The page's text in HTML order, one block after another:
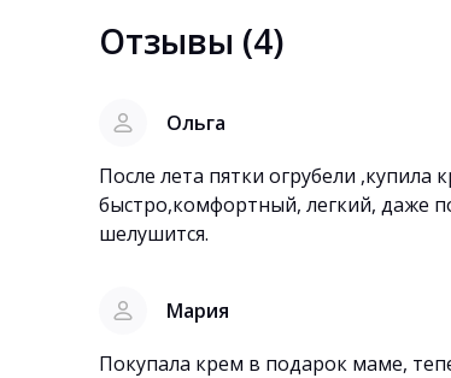
Отзывы (4)
Ольга
После лета пятки огрубели
быстро,комфортный, легкий, даже
шелушится.
Мария
Покупала крем в подарок маме,